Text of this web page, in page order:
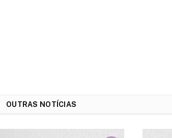
OUTRAS NOTÍCIAS